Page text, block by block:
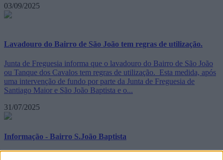
03/09/2025
Lavadouro do Bairro de São João tem regras de utilização.
Junta de Freguesia informa que o lavadouro do Bairro de São João
ou Tanque dos Cavalos tem regras de utilização. Esta medida, após
uma intervenção de fundo por parte da Junta de Freguesia de
Santiago Maior e São João Baptista e o...
31/07/2025
Informação - Bairro S.João Baptista